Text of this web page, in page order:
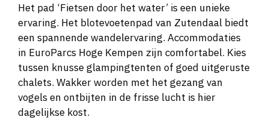
Het pad ‘Fietsen door het water’ is een unieke
ervaring. Het blotevoetenpad van Zutendaal biedt
een spannende wandelervaring. Accommodaties
in EuroParcs Hoge Kempen zijn comfortabel. Kies
tussen knusse glampingtenten of goed uitgeruste
chalets. Wakker worden met het gezang van
vogels en ontbijten in de frisse lucht is hier
dagelijkse kost.